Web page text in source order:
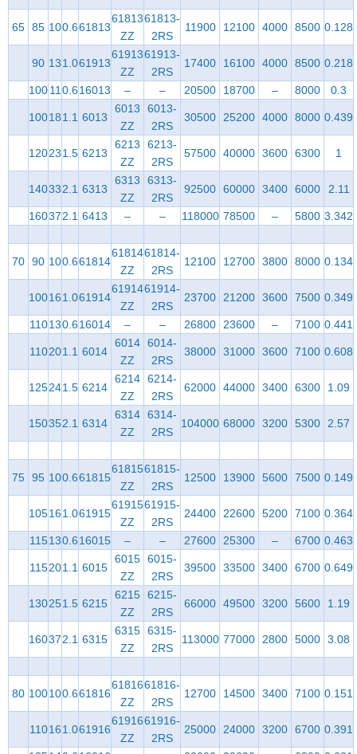
65 85 100.661813
61813
ZZ
61813-
2RS
11900 12100 4000 8500 0.128
90 131.061913
61913
ZZ
61913-
2RS
17400 16100 4000 8500 0.218
100110.616013 – – 20500 18700 – 8000 0.3
100181.1 6013
6013
ZZ
6013-
2RS
30500 25200 4000 8000 0.439
120231.5 6213
6213
ZZ
6213-
2RS
57500 40000 3600 6300 1
140332.1 6313
6313
ZZ
6313-
2RS
92500 60000 3400 6000 2.11
160372.1 6413 – – 118000 78500 – 5800 3.342
70 90 100.661814
61814
ZZ
61814-
2RS
12100 12700 3800 8000 0.134
100161.061914
61914
ZZ
61914-
2RS
23700 21200 3600 7500 0.349
110130.616014 – – 26800 23600 – 7100 0.441
110201.1 6014
6014
ZZ
6014-
2RS
38000 31000 3600 7100 0.608
125241.5 6214
6214
ZZ
6214-
2RS
62000 44000 3400 6300 1.09
150352.1 6314
6314
ZZ
6314-
2RS
104000 68000 3200 5300 2.57
75 95 100.661815
61815
ZZ
61815-
2RS
12500 13900 5600 7500 0.149
105161.061915
61915
ZZ
61915-
2RS
24400 22600 5200 7100 0.364
115130.616015 – – 27600 25300 – 6700 0.463
115201.1 6015
6015
ZZ
6015-
2RS
39500 33500 3400 6700 0.649
130251.5 6215
6215
ZZ
6215-
2RS
66000 49500 3200 5600 1.19
160372.1 6315
6315
ZZ
6315-
2RS
113000 77000 2800 5000 3.08
80 100100.661816
61816
ZZ
61816-
2RS
12700 14500 3400 7100 0.151
110161.061916
61916
ZZ
61916-
2RS
25000 24000 3200 6700 0.391